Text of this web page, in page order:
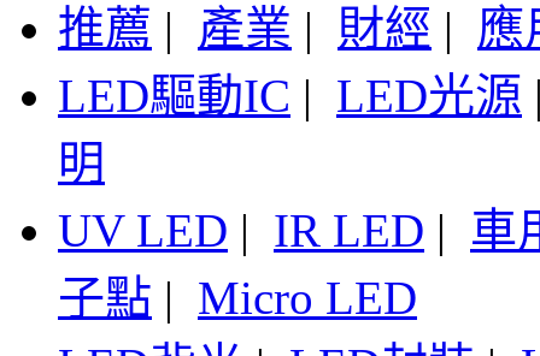
推薦 | 產業 | 財經 | 應
LED驅動IC | LED光源
明
UV LED | IR LED | 車
子點 | Micro LED